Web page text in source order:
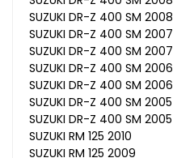
SUZUKI DR-Z 400 SM 2008
SUZUKI DR-Z 400 SM 2007
SUZUKI DR-Z 400 SM 2007
SUZUKI DR-Z 400 SM 2006
SUZUKI DR-Z 400 SM 2006
SUZUKI DR-Z 400 SM 2005
SUZUKI DR-Z 400 SM 2005
SUZUKI RM 125 2010
SUZUKI RM 125 2009